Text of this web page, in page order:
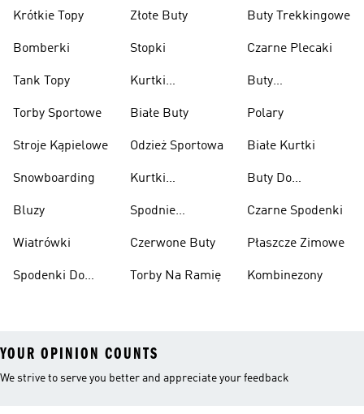
Krótkie Topy
Bomberki
Tank Topy
Torby Sportowe
Stroje Kąpielowe
Snowboarding
Bluzy
Wiatrówki
Spodenki Do
Złote Buty
Stopki
Kurtki
Białe Buty
Odzież Sportowa
Kurtki
Spodnie
Czerwone Buty
Torby Na Ramię
Buty Trekkingowe
Czarne Plecaki
Buty
Polary
Białe Kurtki
Buty Do
Czarne Spodenki
Płaszcze Zimowe
Kombinezony
YOUR OPINION COUNTS
We strive to serve you better and appreciate your feedback